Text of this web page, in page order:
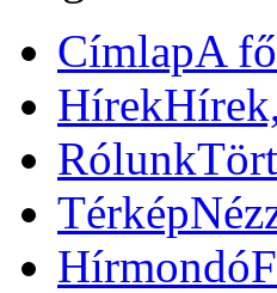
CímlapA
Hírek
Rólunk
Térkép
Hírmondó